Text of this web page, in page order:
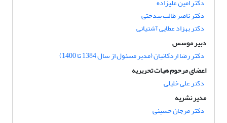
دکتر ناصر طالب بیدختی
دکتر بهزاد عطایی آشتیانی
دبیر موسس
دکتر رضا اردکانیان (مدیر مسئول از سال 1384 تا 1400)
اعضای مرحوم هیات تحریریه
دکتر علی خلیلی
مدیر نشریه
دکتر مرجان حسینی